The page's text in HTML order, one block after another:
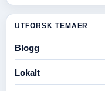
UTFORSK TEMAER
Blogg
Lokalt